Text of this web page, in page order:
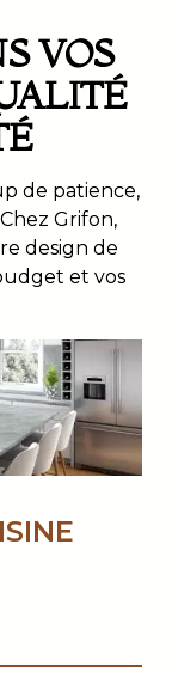
VOS
de patience,
Grifon,
design de
et vos